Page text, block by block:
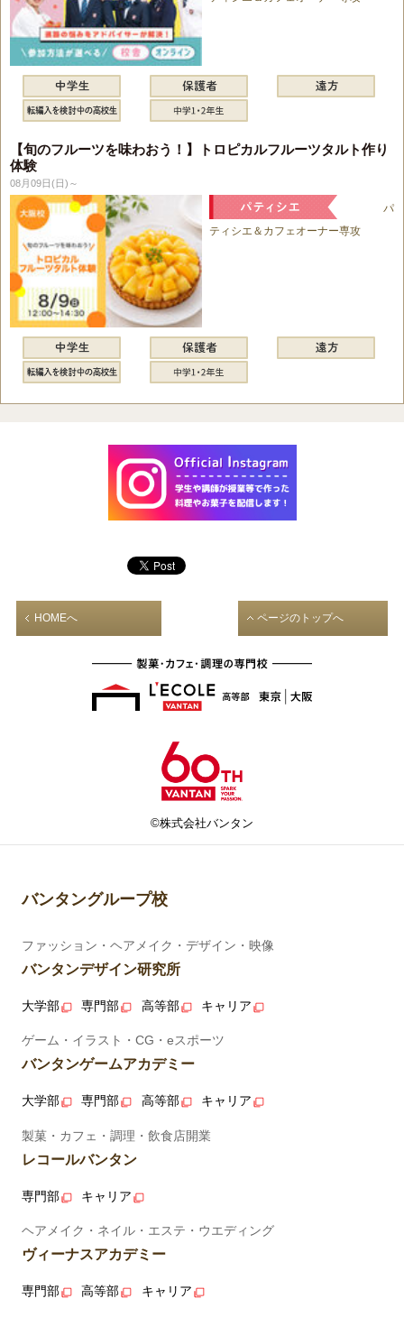
【旬のフルーツを味わおう！】トロピカルフルーツタルト作り
体験
08月09日(日)～
パ
ティシエ＆カフェオーナー専攻
HOMEへ ページのトップへ
©株式会社バンタン
バンタングループ校
ファッション・ヘアメイク・デザイン・映像
バンタンデザイン研究所
大学部 専門部 高等部 キャリア
ゲーム・イラスト・CG・eスポーツ
バンタンゲームアカデミー
大学部 専門部 高等部 キャリア
製菓・カフェ・調理・飲食店開業
レコールバンタン
専門部 キャリア
ヘアメイク・ネイル・エステ・ウエディング
ヴィーナスアカデミー
専門部 高等部 キャリア